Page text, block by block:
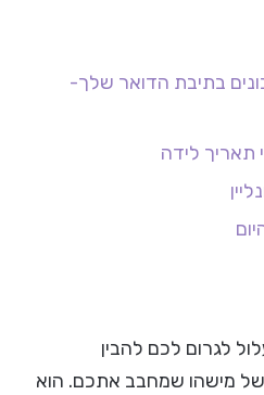
בתיבת הדואר שלך-
תאריך לידה
לגרום לכם להבין
מישהו שמחבב אתכם. הוא